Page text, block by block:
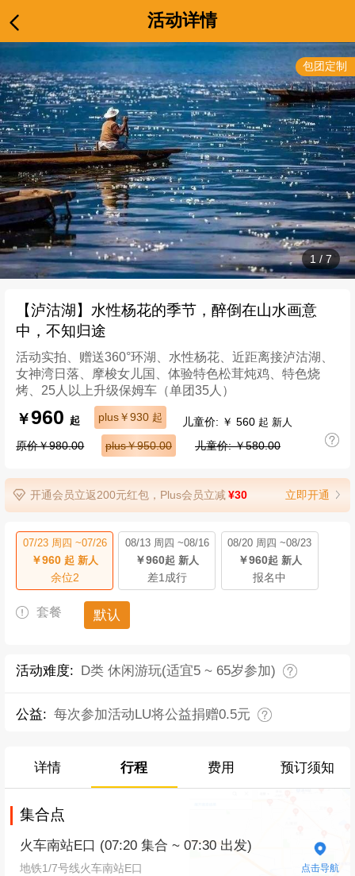
活动详情
1 / 7
【泸沽湖】水性杨花的季节，醉倒在山水画意
中，不知归途
活动实拍、赠送360°环湖、水性杨花、近距离接泸沽湖、
女神湾日落、摩梭女儿国、体验特色松茸炖鸡、特色烧
烤、25人以上升级保姆车（单团35人）
￥960起 plus￥930 起 儿童价: ￥ 560 起 新人
原价￥980.00 plus￥950.00 儿童价: ￥580.00
开通会员立返200元红包，Plus会员立减¥30 立即开通
07/23 周四 ~07/26
￥960起 新人
余位2
08/13 周四 ~08/16
￥960起 新人
差1成行
08/20 周四 ~08/23
￥960起 新人
报名中
套餐 默认
包团定制
活动难度: D类 休闲游玩(适宜5 ~ 65岁参加)
公益: 每次参加活动LU将公益捐赠0.5元
详情 行程 费用 预订须知
集合点
火车南站E口 (07:20 集合 ~ 07:30 出发)
地铁1/7号线火车南站E口 点击导航